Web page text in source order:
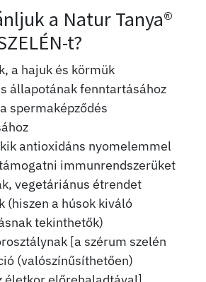
a Natur Tanya®
t?
a hajuk és körmük
állapotának fenntartásához
spermaképződés
antioxidáns nyomelemmel
immunrendszerüket
vegetáriánus étrendet
(hiszen a húsok kiváló
tekinthetők)
[a szérum szelén
(valószínűsíthetően)